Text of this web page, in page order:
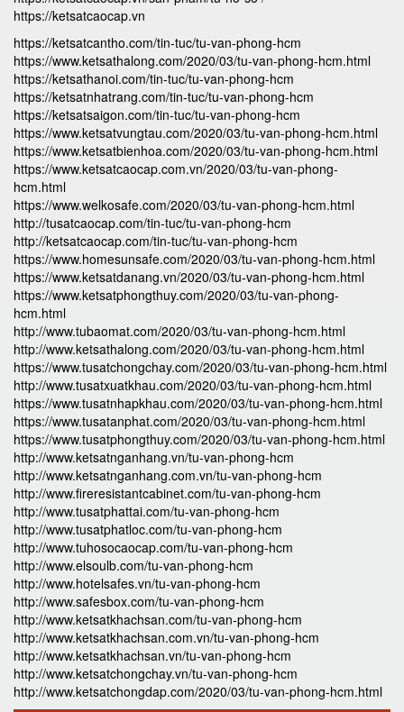
https://ketsatcaocap.vn
https://ketsatcantho.com/tin-tuc/tu-van-phong-hcm
https://www.ketsathalong.com/2020/03/tu-van-phong-hcm.html
https://ketsathanoi.com/tin-tuc/tu-van-phong-hcm
https://ketsatnhatrang.com/tin-tuc/tu-van-phong-hcm
https://ketsatsaigon.com/tin-tuc/tu-van-phong-hcm
https://www.ketsatvungtau.com/2020/03/tu-van-phong-hcm.html
https://www.ketsatbienhoa.com/2020/03/tu-van-phong-hcm.html
https://www.ketsatcaocap.com.vn/2020/03/tu-van-phong-
hcm.html
https://www.welkosafe.com/2020/03/tu-van-phong-hcm.html
http://tusatcaocap.com/tin-tuc/tu-van-phong-hcm
http://ketsatcaocap.com/tin-tuc/tu-van-phong-hcm
https://www.homesunsafe.com/2020/03/tu-van-phong-hcm.html
https://www.ketsatdanang.vn/2020/03/tu-van-phong-hcm.html
https://www.ketsatphongthuy.com/2020/03/tu-van-phong-
hcm.html
http://www.tubaomat.com/2020/03/tu-van-phong-hcm.html
http://www.ketsathalong.com/2020/03/tu-van-phong-hcm.html
https://www.tusatchongchay.com/2020/03/tu-van-phong-hcm.html
http://www.tusatxuatkhau.com/2020/03/tu-van-phong-hcm.html
https://www.tusatnhapkhau.com/2020/03/tu-van-phong-hcm.html
https://www.tusatanphat.com/2020/03/tu-van-phong-hcm.html
https://www.tusatphongthuy.com/2020/03/tu-van-phong-hcm.html
http://www.ketsatnganhang.vn/tu-van-phong-hcm
http://www.ketsatnganhang.com.vn/tu-van-phong-hcm
http://www.fireresistantcabinet.com/tu-van-phong-hcm
http://www.tusatphattai.com/tu-van-phong-hcm
http://www.tusatphatloc.com/tu-van-phong-hcm
http://www.tuhosocaocap.com/tu-van-phong-hcm
http://www.elsoulb.com/tu-van-phong-hcm
http://www.hotelsafes.vn/tu-van-phong-hcm
http://www.safesbox.com/tu-van-phong-hcm
http://www.ketsatkhachsan.com/tu-van-phong-hcm
http://www.ketsatkhachsan.com.vn/tu-van-phong-hcm
http://www.ketsatkhachsan.vn/tu-van-phong-hcm
http://www.ketsatchongchay.vn/tu-van-phong-hcm
http://www.ketsatchongdap.com/2020/03/tu-van-phong-hcm.html